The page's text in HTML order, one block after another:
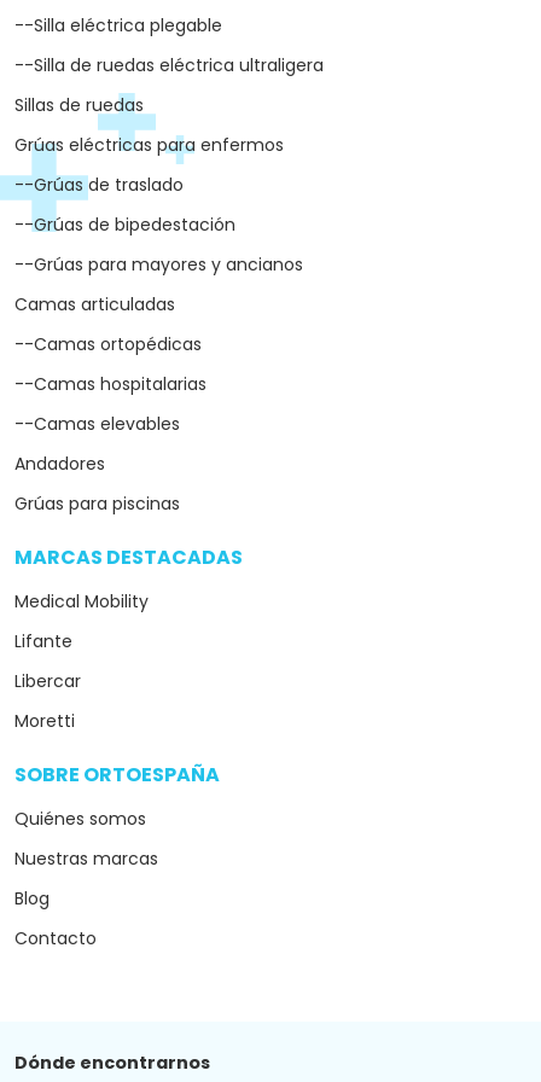
--Silla eléctrica plegable
--Silla de ruedas eléctrica ultraligera
Sillas de ruedas
Grúas eléctricas para enfermos
--Grúas de traslado
--Grúas de bipedestación
--Grúas para mayores y ancianos
Camas articuladas
--Camas ortopédicas
--Camas hospitalarias
--Camas elevables
Andadores
Grúas para piscinas
MARCAS DESTACADAS
Medical Mobility
Lifante
Libercar
Moretti
SOBRE ORTOESPAÑA
Quiénes somos
Nuestras marcas
Blog
Contacto
Dónde encontrarnos